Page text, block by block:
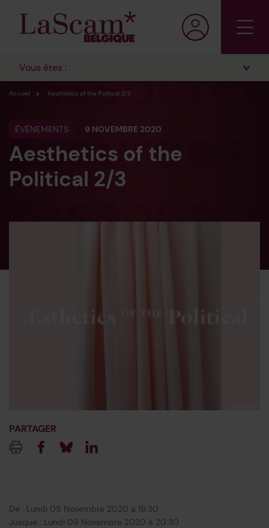
Vous êtes :
Accueil Aesthetics of the Political 2/3
ÉVÉNEMENTS 9 NOVEMBRE 2020
Aesthetics of the
Political 2/3
PARTAGER
De : Lundi 09 Novembre 2020 à 19:30
Jusque : Lundi 09 Novembre 2020 à 20:30